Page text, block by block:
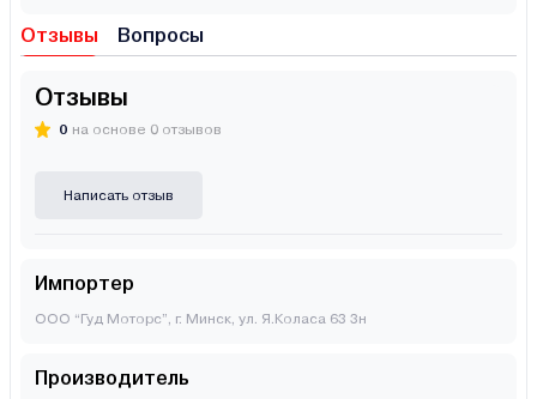
Отзывы Вопросы
Отзывы
0 на основе 0 отзывов
Написать отзыв
Импортер
ООО “Гуд Моторс”, г. Минск, ул. Я.Коласа 63 3н
Производитель